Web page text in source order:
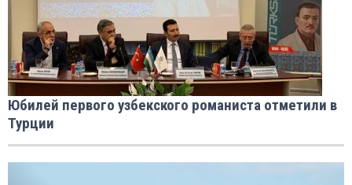
Юбилей первого узбекского романиста отметили в
Турции